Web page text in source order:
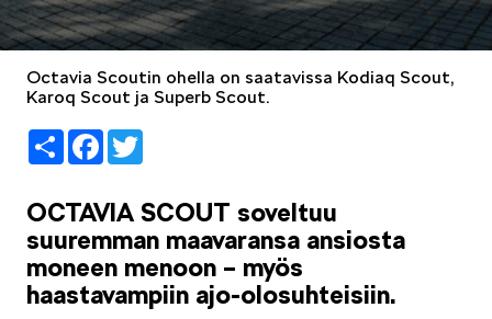
ŠKODA SPONSOROI
SIMPLY CLEVER
Octavia Scoutin ohella on saatavissa Kodiaq Scout,
Karoq Scout ja Superb Scout.
ShareFacebook
OCTAVIA SCOUT soveltuu
suuremman maavaransa ansiosta
moneen menoon – myös
haastavampiin ajo-olosuhteisiin.